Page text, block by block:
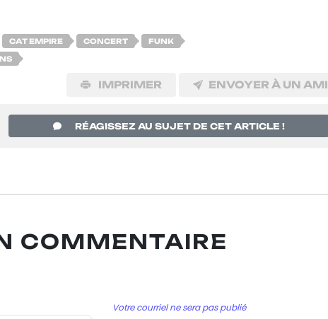
CAT EMPIRE CONCERT FUNK
IMPRIMER ENVOYER À UN AMI
RÉAGISSEZ AU SUJET DE CET ARTICLE !
COMMENTAIRE
Votre courriel ne sera pas publié